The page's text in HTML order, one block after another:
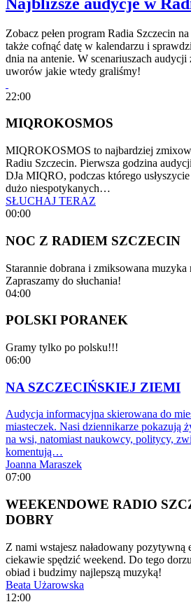
Zobacz pełen program Radia Szczecin
także cofnąć datę w kalendarzu i
dnia na antenie. W scenariuszach
uworów jakie wtedy graliśmy!
22:00
MIQROKOSMOS
MIQROKOSMOS to najbardziej
Radiu Szczecin. Pierwsza godzina
DJa MIQRO, podczas którego
dużo niespotykanych…
SŁUCHAJ TERAZ
00:00
NOC Z RADIEM SZCZECIN
Starannie dobrana i zmiksowana
Zapraszamy do słuchania!
04:00
POLSKI PORANEK
Gramy tylko po polsku!!!
06:00
NA SZCZECIŃSKIEJ ZIEMI
Audycja informacyjna skierowana do
miasteczek. Nasi dziennikarze pokazują
na wsi, natomiast naukowcy, politycy,
komentują…
Joanna Maraszek
07:00
WEEKENDOWE RADIO
DOBRY
Z nami wstajesz naładowany pozytywną
ciekawie spędzić weekend. Do tego
obiad i budzimy najlepszą muzyką!
Beata Użarowska
12:00